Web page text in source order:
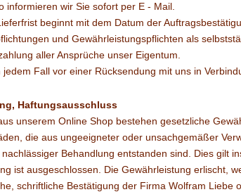
informieren wir Sie sofort per E - Mail.
beginnt mit dem Datum der
und Gewährleistungspflichten als
aller Ansprüche unser Eigentum.
Fall vor einer Rücksendung mit uns in
Haftungsausschluss
unserem Online Shop bestehen gesetzliche
die aus ungeeigneter oder unsachgemäßer
Behandlung entstanden sind. Dies gilt
ist ausgeschlossen. Die Gewährleistung erlischt,
schriftliche Bestätigung der Firma Wolfram